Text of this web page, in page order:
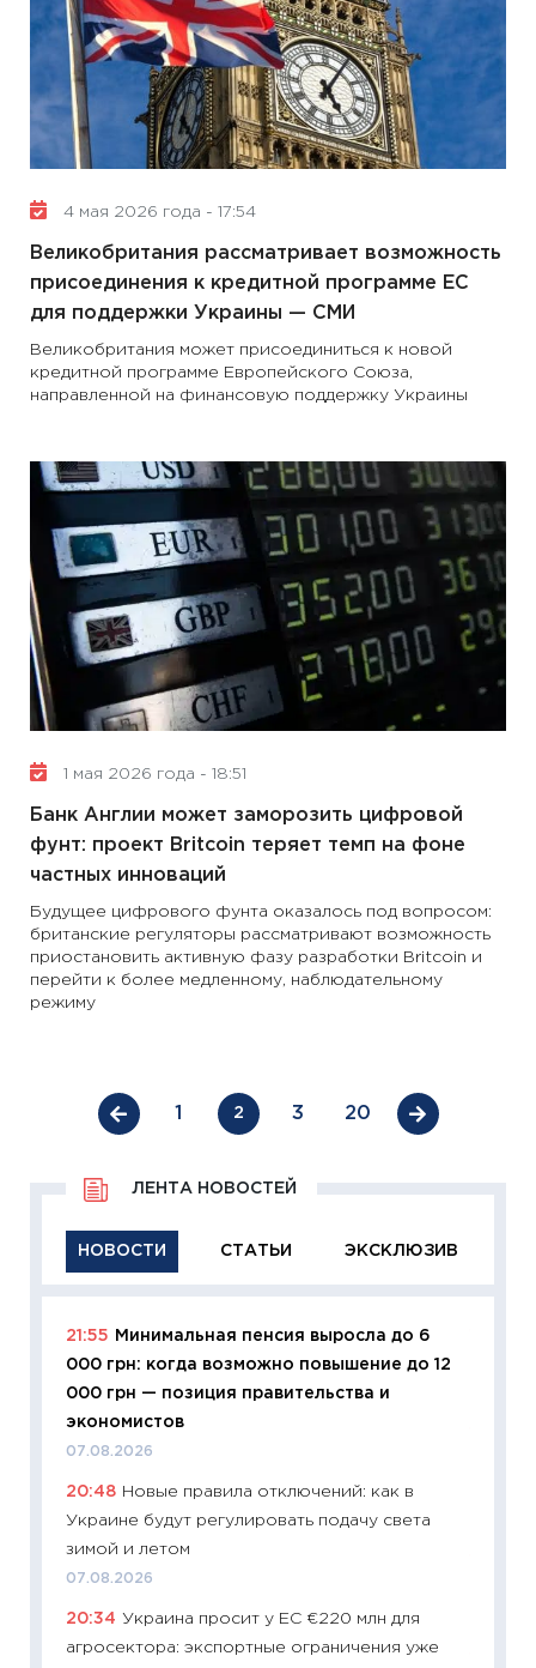
4 мая 2026 года - 17:54
Великобритания рассматривает возможность
присоединения к кредитной программе ЕС
для поддержки Украины — СМИ
Великобритания может присоединиться к новой
кредитной программе Европейского Союза,
направленной на финансовую поддержку Украины
1 мая 2026 года - 18:51
Банк Англии может заморозить цифровой
фунт: проект Britcoin теряет темп на фоне
частных инноваций
Будущее цифрового фунта оказалось под вопросом:
британские регуляторы рассматривают возможность
приостановить активную фазу разработки Britcoin и
перейти к более медленному, наблюдательному
режиму
1 2 3 20
НОВОСТИ СТАТЬИ ЭКСКЛЮЗИВ
ЛЕНТА НОВОСТЕЙ
21:55
Минимальная пенсия выросла до 6
000 грн: когда возможно повышение до 12
000 грн — позиция правительства и
экономистов
07.08.2026
20:48 Новые правила отключений: как в
Украине будут регулировать подачу света
зимой и летом
07.08.2026
20:34 Украина просит у ЕС €220 млн для
агросектора: экспортные ограничения уже